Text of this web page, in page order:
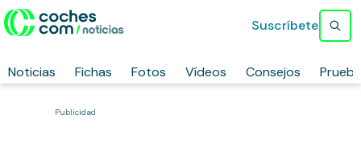
Noticias Fichas Fotos Vídeos Consejos
Suscríbete
Publicidad